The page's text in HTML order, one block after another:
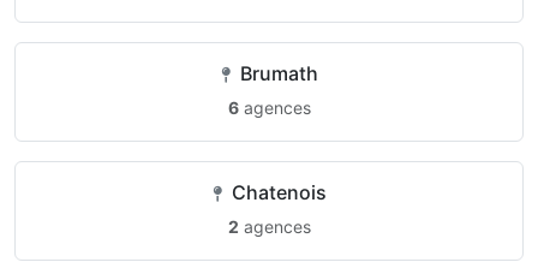
Brumath
6agences
Chatenois
2 agences